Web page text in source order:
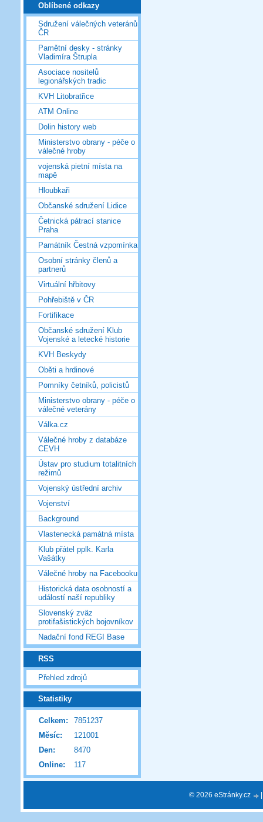
Oblíbené odkazy
Sdružení válečných veteránů
ČR
Pamětní desky - stránky
Vladimíra Štrupla
Asociace nositelů
legionářských tradic
KVH Litobratřice
ATM Online
Dolin history web
Ministerstvo obrany - péče o
válečné hroby
vojenská pietní místa na
mapě
Hloubkaři
Občanské sdružení Lidice
Četnická pátrací stanice
Praha
Památník Čestná vzpomínka
Osobní stránky členů a
partnerů
Virtuální hřbitovy
Pohřebiště v ČR
Fortifikace
Občanské sdružení Klub
Vojenské a letecké historie
KVH Beskydy
Oběti a hrdinové
Pomníky četníků, policistů
Ministerstvo obrany - péče o
válečné veterány
Válka.cz
Válečné hroby z databáze
CEVH
Ústav pro studium totalitních
režimů
Vojenský ústřední archiv
Vojenství
Background
Vlastenecká památná místa
Klub přátel pplk. Karla
Vašátky
Válečné hroby na Facebooku
Historická data osobností a
událostí naší republiky
Slovenský zväz
protifašistických bojovníkov
Nadační fond REGI Base
RSS
Přehled zdrojů
Statistiky
Online: 117
Celkem:
7851237
Měsíc:
121001
Den:
8470
© 2026 eStránky.cz